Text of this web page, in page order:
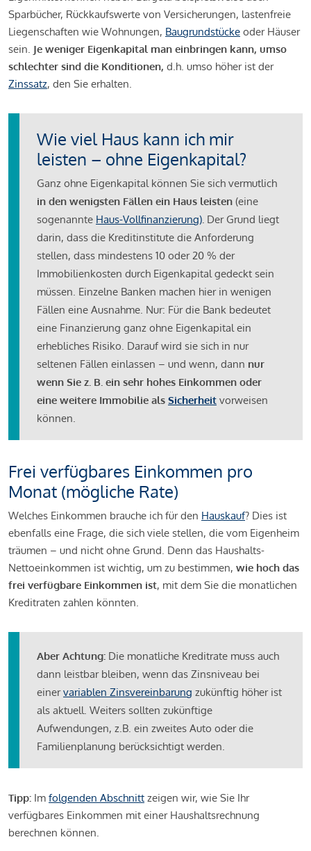
Sparbücher, Rückkaufswerte von Versicherungen, lastenfreie
Liegenschaften wie Wohnungen, Baugrundstücke oder Häuser
sein. Je weniger Eigenkapital man einbringen kann, umso
schlechter sind die Konditionen, d.h. umso höher ist der
Zinssatz, den Sie erhalten.
Wie viel Haus kann ich mir
leisten – ohne Eigenkapital?
Ganz ohne Eigenkapital können Sie sich vermutlich
in den wenigsten Fällen ein Haus leisten (eine
sogenannte Haus-Vollfinanzierung). Der Grund liegt
darin, dass die Kreditinstitute die Anforderung
stellen, dass mindestens 10 oder 20 % der
Immobilienkosten durch Eigenkapital gedeckt sein
müssen. Einzelne Banken machen hier in wenigen
Fällen eine Ausnahme. Nur: Für die Bank bedeutet
eine Finanzierung ganz ohne Eigenkapital ein
erhebliches Risiko. Darauf wird sie sich in nur
seltenen Fällen einlassen – und wenn, dann nur
wenn Sie z. B. ein sehr hohes Einkommen oder
eine weitere Immobilie als Sicherheit vorweisen
können.
Frei verfügbares Einkommen pro
Monat (mögliche Rate)
Welches Einkommen brauche ich für den Hauskauf? Dies ist
ebenfalls eine Frage, die sich viele stellen, die vom Eigenheim
träumen – und nicht ohne Grund. Denn das Haushalts-
Nettoeinkommen ist wichtig, um zu bestimmen, wie hoch das
frei verfügbare Einkommen ist, mit dem Sie die monatlichen
Kreditraten zahlen könnten.
Aber Achtung: Die monatliche Kreditrate muss auch
dann leistbar bleiben, wenn das Zinsniveau bei
einervariablen Zinsvereinbarung zukünftig höher ist
als aktuell. Weiters sollten zukünftige
Aufwendungen, z.B. ein zweites Auto oder die
Familienplanung berücksichtigt werden.
Tipp: Im folgenden Abschnitt zeigen wir, wie Sie Ihr
verfügbares Einkommen mit einer Haushaltsrechnung
berechnen können.